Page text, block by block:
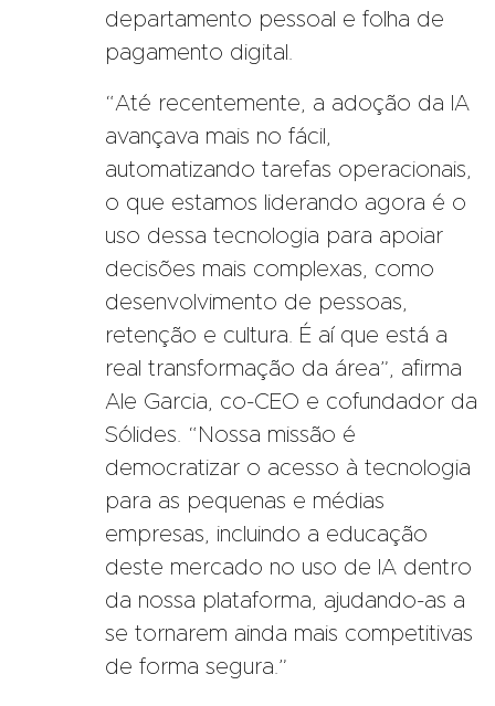
departamento pessoal e folha de
pagamento digital.
“Até recentemente, a adoção da IA
avançava mais no fácil,
automatizando tarefas operacionais,
o que estamos liderando agora é o
uso dessa tecnologia para apoiar
decisões mais complexas, como
desenvolvimento de pessoas,
retenção e cultura. É aí que está a
real transformação da área”, afirma
Ale Garcia, co-CEO e cofundador da
Sólides. “Nossa missão é
democratizar o acesso à tecnologia
para as pequenas e médias
empresas, incluindo a educação
deste mercado no uso de IA dentro
da nossa plataforma, ajudando-as a
se tornarem ainda mais competitivas
de forma segura.”